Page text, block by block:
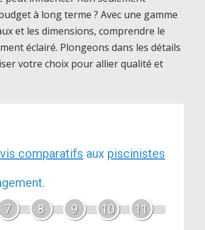
à long terme ? Avec une gamme
et les dimensions, comprendre le
éclairé. Plongeons dans les détails
votre choix pour allier qualité et
comparatifs aux piscinistes
7 8 9 10 11